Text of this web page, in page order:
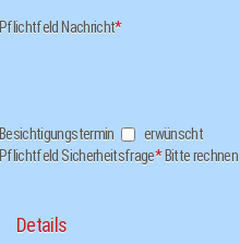
Pflichtfeld Nachricht*
Besichtigungstermin
erwünscht
Pflichtfeld Sicherheitsfrage* Bitte
Details